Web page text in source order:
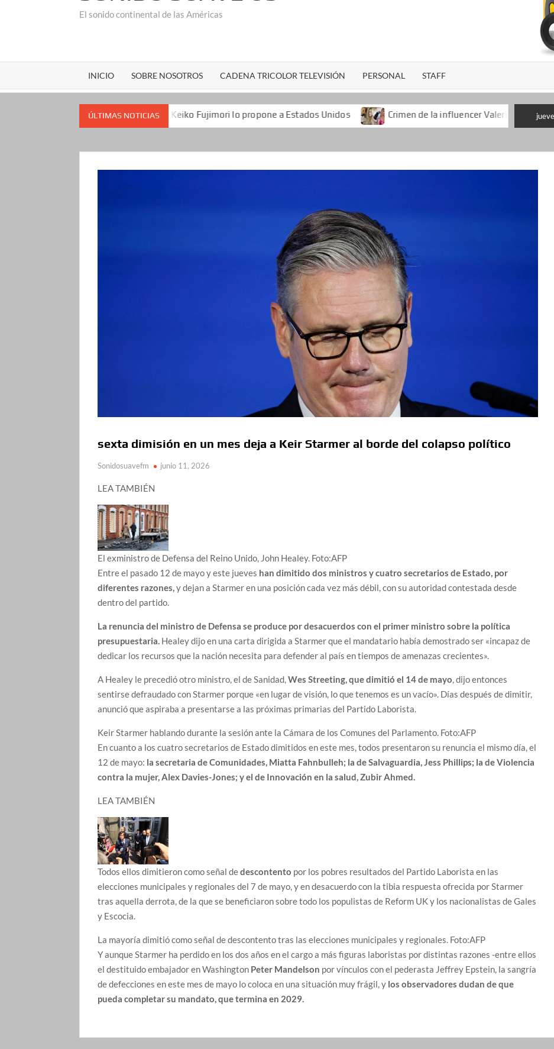
El sonido continental de las Américas
INICIO SOBRE NOSOTROS CADENA TRICOLOR TELEVISIÓN PERSONAL STAFF
ÚLTIMAS NOTICIAS
Keiko Fujimori lo propone a Estados Unidos Crimen de la influencer Valeria Márquez durante una
sexta dimisión en un mes deja a Keir Starmer al borde del colapso político
Sonidosuavefm junio 11, 2026
LEA TAMBIÉN
El exministro de Defensa del Reino Unido, John Healey. Foto:AFP
Entre el pasado 12 de mayo y este jueves han dimitido dos ministros y cuatro secretarios de Estado, por
diferentes razones,y dejan a Starmer en una posición cada vez más débil, con su autoridad contestada desde
dentro del partido.
La renuncia del ministro de Defensa se produce por desacuerdos con el primer ministro sobre la política
presupuestaria. Healey dijo en una carta dirigida a Starmer que el mandatario había demostrado ser «incapaz de
dedicar los recursos que la nación necesita para defender al país en tiempos de amenazas crecientes».
A Healey le precedió otro ministro, el de Sanidad,Wes Streeting, que dimitió el 14 de mayo, dijo entonces
sentirse defraudado con Starmer porque «en lugar de visión, lo que tenemos es un vacío». Días después de dimitir,
anunció que aspiraba a presentarse a las próximas primarias del Partido Laborista.
Keir Starmer hablando durante la sesión ante la Cámara de los Comunes del Parlamento. Foto:AFP
En cuanto a los cuatro secretarios de Estado dimitidos en este mes, todos presentaron su renuncia el mismo día, el
12 de mayo: la secretaria de Comunidades, Miatta Fahnbulleh; la de Salvaguardia, Jess Phillips; la de Violencia
contra la mujer, Alex Davies-Jones; y el de Innovación en la salud, Zubir Ahmed.
LEA TAMBIÉN
Todos ellos dimitieron como señal dedescontento por los pobres resultados del Partido Laborista en las
elecciones municipales y regionales del 7 de mayo, y en desacuerdo con la tibia respuesta ofrecida por Starmer
tras aquella derrota, de la que se beneficiaron sobre todo los populistas de Reform UK y los nacionalistas de Gales
y Escocia.
La mayoría dimitió como señal de descontento tras las elecciones municipales y regionales. Foto:AFP
Y aunque Starmer ha perdido en los dos años en el cargo a más figuras laboristas por distintas razones -entre ellos
el destituido embajador en Washington Peter Mandelson por vínculos con el pederasta Jeffrey Epstein, la sangría
de defecciones en este mes de mayo lo coloca en una situación muy frágil, y los observadores dudan de que
pueda completar su mandato, que termina en 2029.